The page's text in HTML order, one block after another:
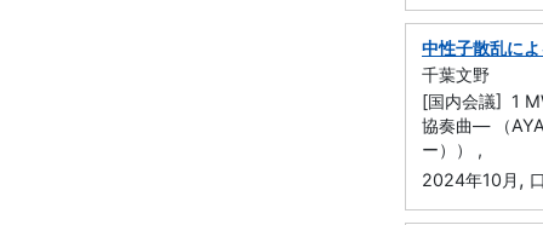
中性子散乱に
千葉文野
[国内会議] 1
協奏曲― （
ー）） ,
2024年10月 ,